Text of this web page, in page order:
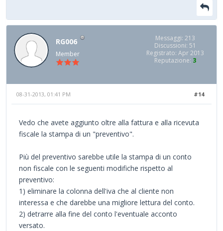
RG006
Member
Messaggi: 213
Discussioni: 51
Registrato: Apr 2013
Reputazione: 3
#14
08-31-2013, 01:41 PM
Vedo che avete aggiunto oltre alla fattura e alla ricevuta
fiscale la stampa di un "preventivo".
Più del preventivo sarebbe utile la stampa di un conto
non fiscale con le seguenti modifiche rispetto al
preventivo:
1) eliminare la colonna dell'iva che al cliente non
interessa e che darebbe una migliore lettura del conto.
2) detrarre alla fine del conto l'eventuale acconto
versato.